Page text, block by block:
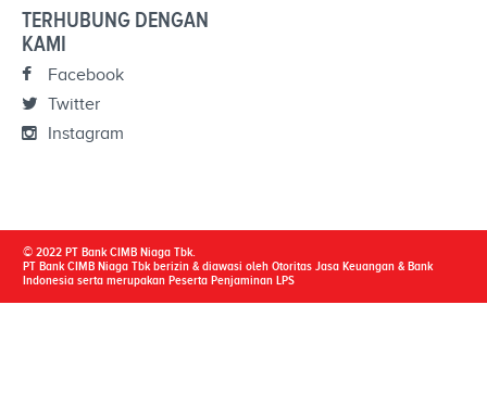
TERHUBUNG DENGAN
KAMI
Facebook
Twitter
Instagram
© 2022 PT Bank CIMB Niaga Tbk.
PT Bank CIMB Niaga Tbk berizin & diawasi oleh Otoritas Jasa Keuangan & Bank
Indonesia serta merupakan Peserta Penjaminan LPS